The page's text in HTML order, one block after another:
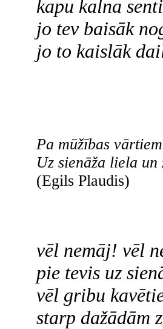
kapu kalna
jo tev baisāk
jo to kaislāk
Pa mūžības
Uz sienāža liela un
(Egils Plaudis)
vēl nemāj! vēl
pie tevis uz
vēl gribu
starp dažādām